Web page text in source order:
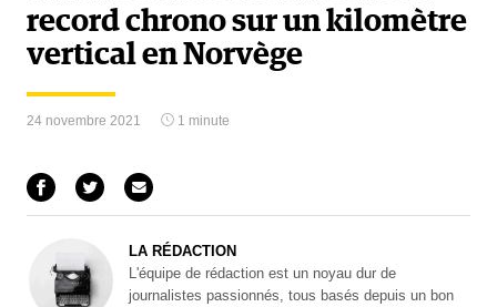
record chrono sur un kilomètre
vertical en Norvège
24 novembre 2021 1 minute
LA RÉDACTION
L'équipe de rédaction est un noyau dur de
journalistes passionnés, tous basés depuis un bon